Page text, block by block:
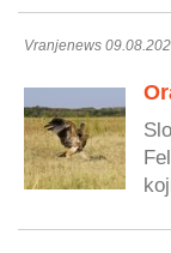
Vranjenews